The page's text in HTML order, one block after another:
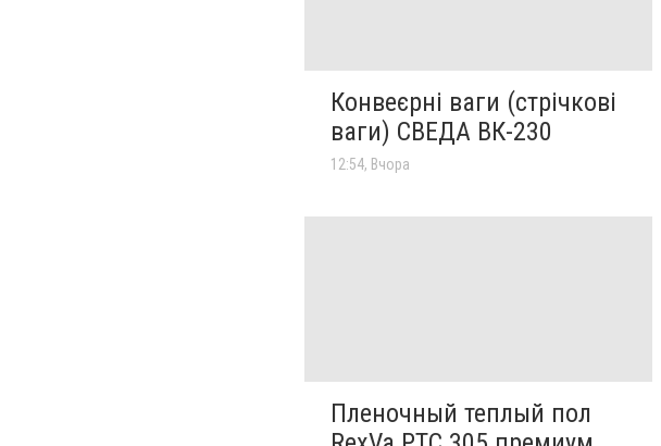
Конвеєрні ваги (стрічкові
ваги) СВЕДА ВК-230
12:54, Вчора
Пленочный теплый пол